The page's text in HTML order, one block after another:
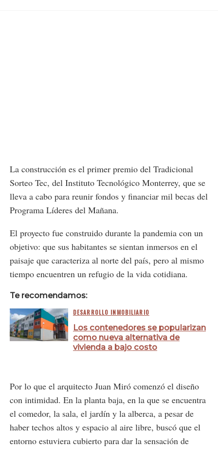
La construcción es el primer premio del Tradicional
Sorteo Tec, del Instituto Tecnológico Monterrey, que se
lleva a cabo para reunir fondos y financiar mil becas del
Programa Líderes del Mañana.
El proyecto fue construido durante la pandemia con un
objetivo: que sus habitantes se sientan inmersos en el
paisaje que caracteriza al norte del país, pero al mismo
tiempo encuentren un refugio de la vida cotidiana.
Te recomendamos:
DESARROLLO INMOBILIARIO
Los contenedores se popularizan
como nueva alternativa de
vivienda a bajo costo
Por lo que el arquitecto Juan Miró comenzó el diseño
con intimidad. En la planta baja, en la que se encuentra
el comedor, la sala, el jardín y la alberca, a pesar de
haber techos altos y espacio al aire libre, buscó que el
entorno estuviera cubierto para dar la sensación de